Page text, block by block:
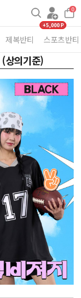
0
+5,000 P
제복반티 스포츠반티
상의기준)